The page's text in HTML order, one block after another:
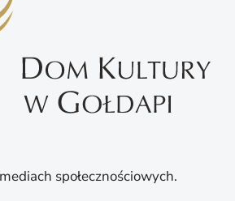
społecznościowych.